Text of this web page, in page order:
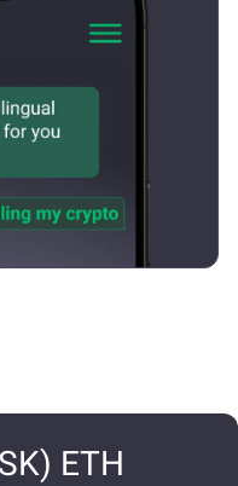
ETH